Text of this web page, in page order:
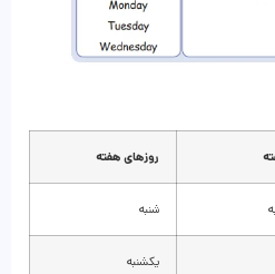
روزهای هفته
شنبه
یکشنبه